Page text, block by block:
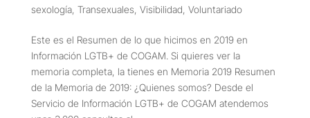
sexología, Transexuales Visibilidad Voluntariado
Este es el Resumen de lo que hicimos en 2019 en
Información LGTB+ de COGAM. Si quieres ver la
memoria completa, la tienes en Memoria 2019 Resumen
de la Memoria de 2019: ¿Quienes somos? Desde el
Servicio de Información LGTB+ de COGAM atendemos